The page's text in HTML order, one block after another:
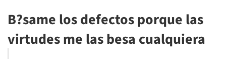
B?same los defectos porque las
virtudes me las besa cualquiera